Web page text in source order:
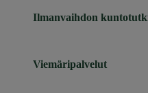
Ilmanvaihdon
Viemäripalvelut